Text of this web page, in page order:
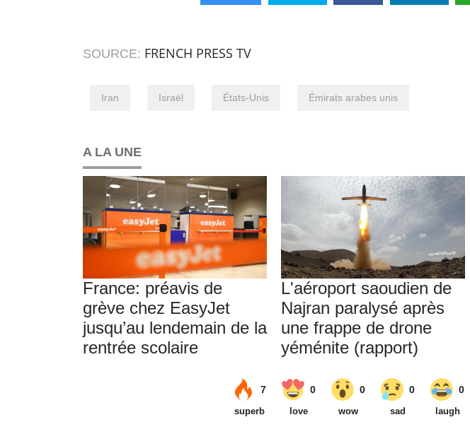
SOURCE: FRENCH PRESS TV
Iran Israël États-Unis Émirats arabes unis
A LA UNE
France: préavis de
grève chez EasyJet
jusqu’au lendemain de la
rentrée scolaire
L'aéroport saoudien de
Najran paralysé après
une frappe de drone
yéménite (rapport)